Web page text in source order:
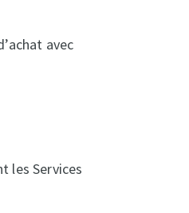
avec
les Services